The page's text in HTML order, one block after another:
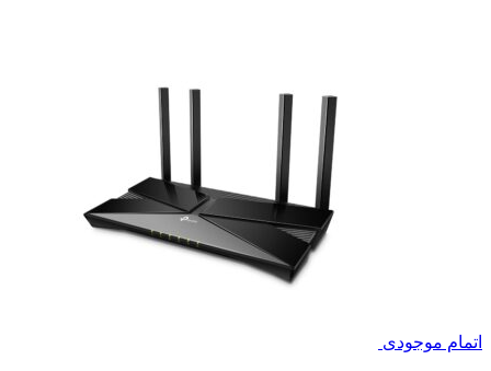
اتمام موجودی